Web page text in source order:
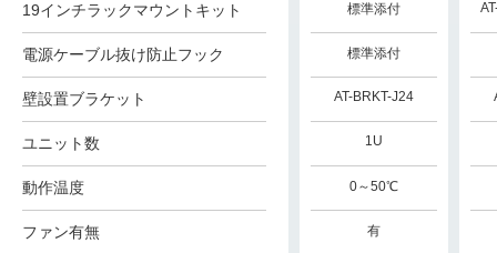
19インチラックマウントキット
電源ケーブル抜け防止フック
壁設置ブラケット
ユニット数
動作温度
ファン有無
標準添付
標準添付
AT-BRKT-J24
1U
0～50℃
有
AT-RKMT-J14/J15
標準添付
標準添付
標準添付
AT-BRKT-J24
1U
0～50℃
有